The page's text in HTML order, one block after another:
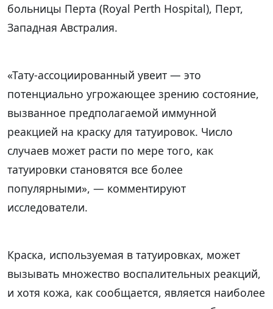
больницы Перта (Royal Perth Hospital), Перт,
Западная Австралия.
«Тату-ассоциированный увеит — это
потенциально угрожающее зрению состояние,
вызванное предполагаемой иммунной
реакцией на краску для татуировок. Число
случаев может расти по мере того, как
татуировки становятся все более
популярными», — комментируют
исследователи.
Краска, используемая в татуировках, может
вызывать множество воспалительных реакций,
и хотя кожа, как сообщается, является наиболее